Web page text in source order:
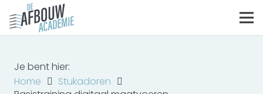
Je bent hier:
Home
Stukadoren